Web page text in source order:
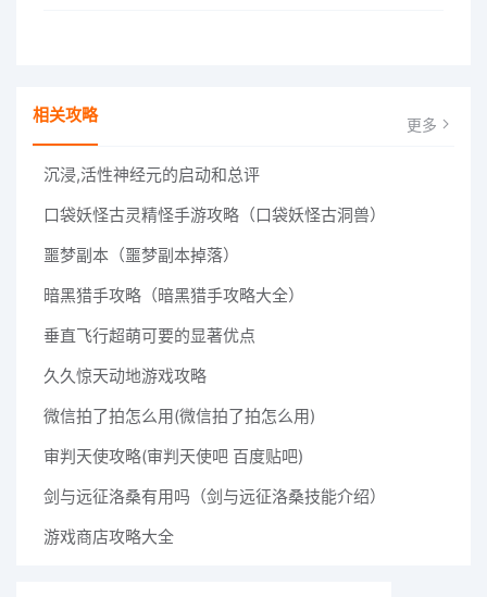
相关攻略 更多
沉浸,活性神经元的启动和总评
口袋妖怪古灵精怪手游攻略（口袋妖怪古洞兽）
噩梦副本（噩梦副本掉落）
暗黑猎手攻略（暗黑猎手攻略大全）
垂直飞行超萌可要的显著优点
久久惊天动地游戏攻略
微信拍了拍怎么用(微信拍了拍怎么用)
审判天使攻略(审判天使吧 百度贴吧)
剑与远征洛桑有用吗（剑与远征洛桑技能介绍）
游戏商店攻略大全